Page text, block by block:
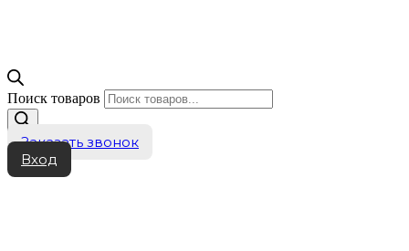
Поиск товаров
Заказать звонок
Вход